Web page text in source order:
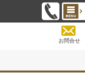
お問合せ